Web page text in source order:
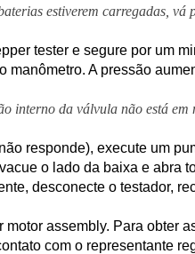
estiverem carregadas, vá
tester e segure por um
A pressão
interno da válvula não está
responde), execute um
o lado da baixa e abra
desconecte o testador,
motor assembly. Para obter
com o representante